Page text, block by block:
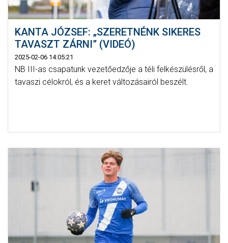
KANTA JÓZSEF: „SZERETNÉNK SIKERES
TAVASZT ZÁRNI” (VIDEÓ)
2025-02-06 14:05:21
NB III-as csapatunk vezetőedzője a téli felkészülésről, a
tavaszi célokról, és a keret változásairól beszélt.